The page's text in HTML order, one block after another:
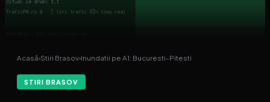
Acasă›Stiri Brasov›Inundatii pe A1: Bucuresti-Pitesti
STIRI BRASOV